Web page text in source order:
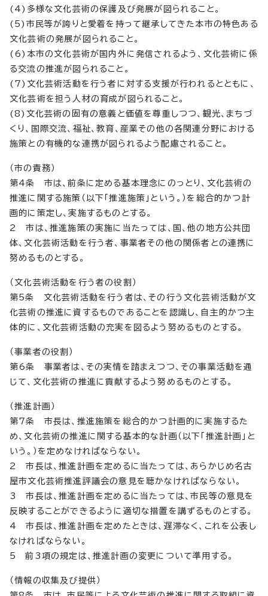
(4)多様な文化芸術の保護及び発展が図られること。
(5)市民等が誇りと愛着を持って継承してきた本市の特色ある
文化芸術の発展が図られること。
(6)本市の文化芸術が国内外に発信されるよう、文化芸術に係
る交流の推進が図られること。
(7)文化芸術活動を行う者に対する支援が行われるとともに、
文化芸術を担う人材の育成が図られること。
(8)文化芸術の固有の意義と価値を尊重しつつ、観光、まちづ
くり、国際交流、福祉、教育、産業その他の各関連分野における
施策との有機的な連携が図られるよう配慮されること。
（市の責務）
第4条 市は、前条に定める基本理念にのっとり、文化芸術の
推進に関する施策（以下「推進施策」という。）を総合的かつ計
画的に策定し、実施するものとする。
2 市は、推進施策の実施に当たっては、国、他の地方公共団
体、文化芸術活動を行う者、事業者その他の関係者との連携に
努めるものとする。
（文化芸術活動を行う者の役割）
第5条 文化芸術活動を行う者は、その行う文化芸術活動が文
化芸術の推進に資するものであることを認識し、自主的かつ主
体的に、文化芸術活動の充実を図るよう努めるものとする。
（事業者の役割）
第6条 事業者は、その実情を踏まえつつ、その事業活動を通
じて、文化芸術の推進に貢献するよう努めるものとする。
（推進計画）
第7条 市長は、推進施策を総合的かつ計画的に実施するた
め、文化芸術の推進に関する基本的な計画（以下「推進計画」と
いう。）を定めなければならない。
2 市長は、推進計画を定めるに当たっては、あらかじめ名古
屋市文化芸術推進評議会の意見を聴かなければならない。
3 市長は、推進計画を定めるに当たっては、市民等の意見を
反映することができるように適切な措置を講ずるものとする。
4 市長は、推進計画を定めたときは、遅滞なく、これを公表し
なければならない。
5 前3項の規定は、推進計画の変更について準用する。
（情報の収集及び提供）